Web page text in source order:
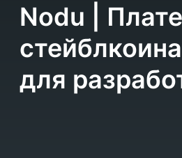
Nodu |
для